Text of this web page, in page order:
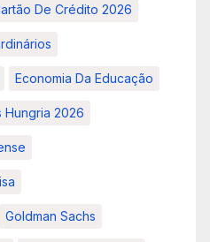
De Crédito 2026
Economia Da Educação
Hungria 2026
Goldman Sachs